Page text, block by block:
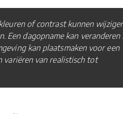
of contrast kunnen
Een dagopname kan veranderen
kan plaatsmaken voor een
variëren van realistisch tot